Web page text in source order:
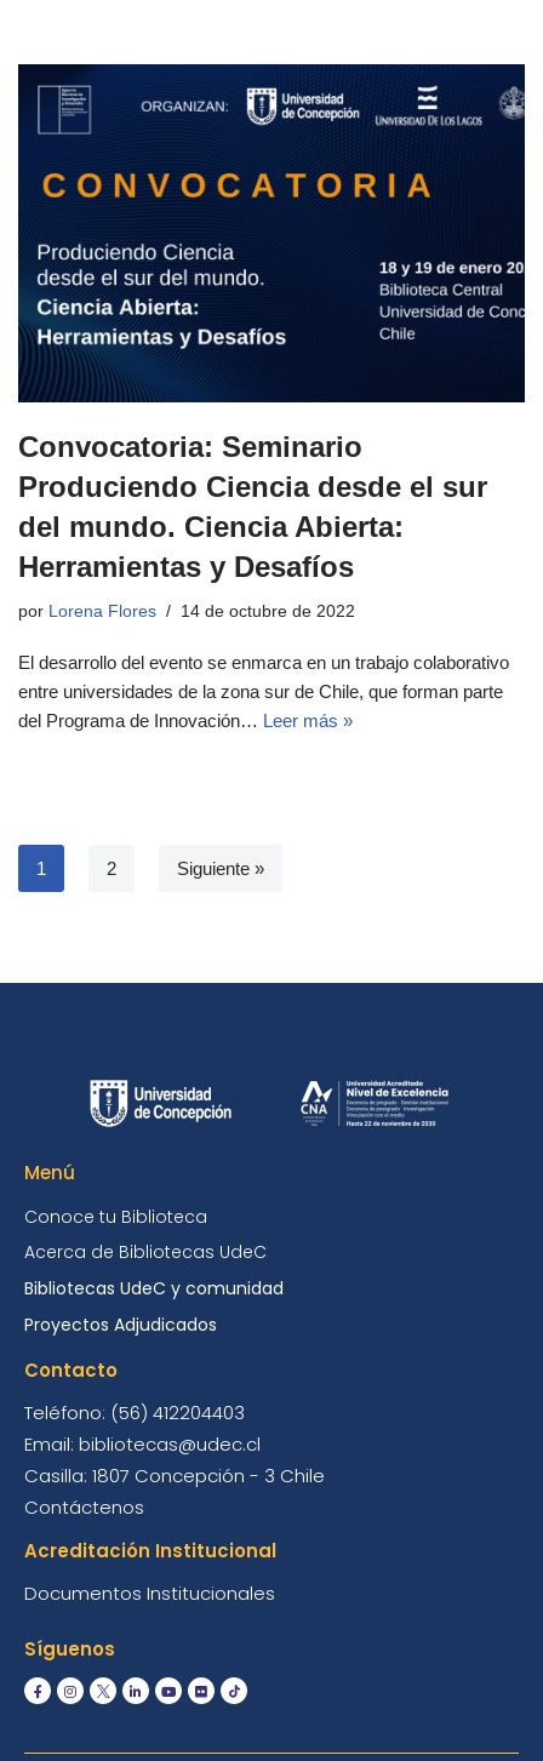
Convocatoria: Seminario
Produciendo Ciencia desde el sur
del mundo. Ciencia Abierta:
Herramientas y Desafíos
por Lorena Flores 14 de octubre de 2022
El desarrollo del evento se enmarca en un trabajo colaborativo
entre universidades de la zona sur de Chile, que forman parte
del Programa de Innovación… Leer más »
1 2 Siguiente »
Menú
Conoce tu Biblioteca
Acerca de Bibliotecas UdeC
Bibliotecas UdeC y comunidad
Proyectos Adjudicados
Contacto
Teléfono: (56) 412204403
Email: bibliotecas@udec.cl
Casilla: 1807 Concepción - 3 Chile
Contáctenos
Acreditación Institucional
Documentos Institucionales
Síguenos